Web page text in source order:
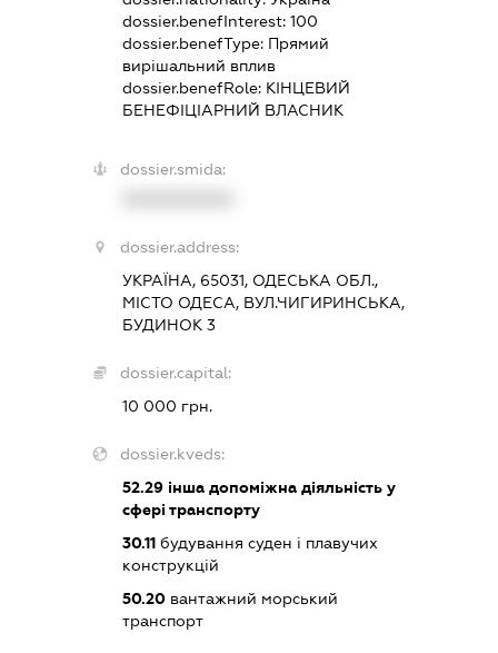
dossier.benefInterest:100
dossier.benefType: Прямий
вирішальний вплив
dossier.benefRole: КІНЦЕВИЙ
БЕНЕФІЦІАРНИЙ ВЛАСНИК
dossier.smida:
dossier.address:
УКРАЇНА, 65031, ОДЕСЬКА ОБЛ.,
МІСТО ОДЕСА, ВУЛ.ЧИГИРИНСЬКА,
БУДИНОК 3
dossier.capital:
10 000 грн.
dossier.kveds:
52.29 інша допоміжна діяльність у
сфері транспорту
30.11 будування суден і плавучих
конструкцій
50.20 вантажний морський
транспорт